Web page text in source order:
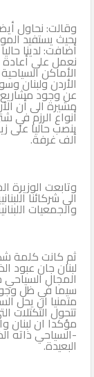
وقالت: نحاول
بحيث يستفيد
نعمل على
الأماكن
الأردن ولبنان
عن وجود مشاريع
مشيرة الى أن
أنواع الرزم في
ألف غرفة.
وتابعت الوزيرة
الى شركائنا
والجمعيات
ثم كانت كلمة
لبنان جان عبود
المجال
سيما في ظل
متمنيا ان يحل
تتحول التكتلات
مؤكدا ان لبنان
-السياحي ذاته
البعيدة.